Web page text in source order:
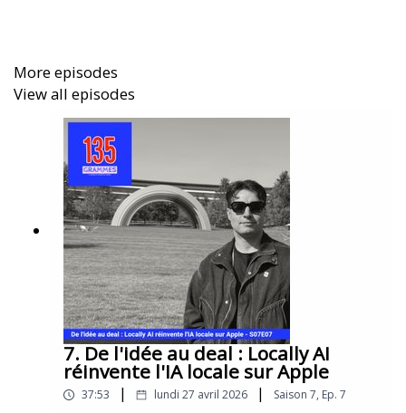
More episodes
View all episodes
7. De l'idée au deal : Locally AI
réinvente l'IA locale sur Apple
37:53 | lundi 27 avril 2026 | Saison 7, Ep. 7